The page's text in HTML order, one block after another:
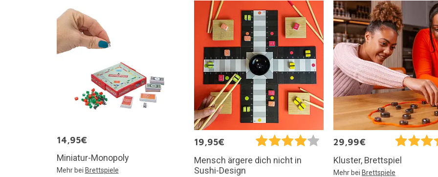
14,95€
Miniatur-Monopoly
Mehr bei Brettspiele
19,95€
Mensch ärgere dich nicht in
Sushi-Design
29,99€
Kluster, Brettspiel
Mehr bei Brettspiele